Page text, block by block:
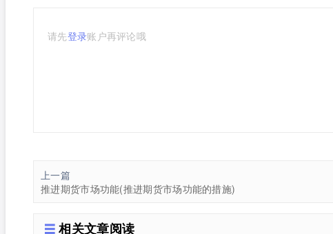
请先登录账户再评论哦
上一篇
推进期货市场功能(推进期货市场功能的措施)
相关文章阅读